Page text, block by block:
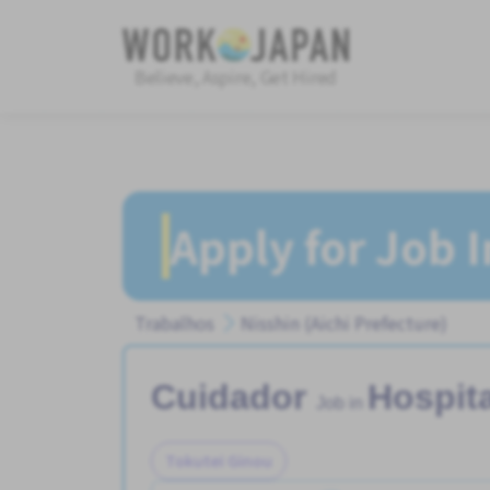
Believe, Aspire, Get Hired
Apply for Job
Trabalhos Nisshin (Aichi Prefecture)
Cuidador